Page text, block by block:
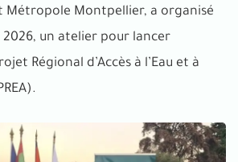
Métropole Montpellier, a organisé
un atelier pour lancer
Régional d’Accès à l’Eau et à